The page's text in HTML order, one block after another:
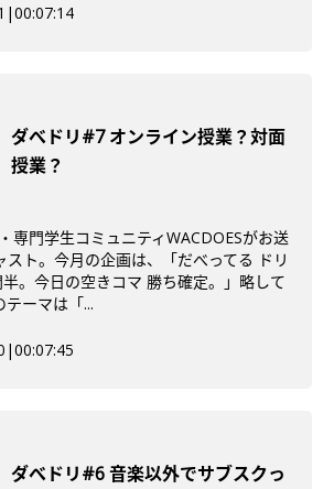
|00:07:14
ダべドリ#7 オンライン授業？対面
授業？
専門学生コミュニティWACDOESがお送
スト。今月の企画は、「だべってる ドリ
。今日の空きコマ 勝ち確定。」略して
ーマは「...
|00:07:45
ダべドリ#6 音楽以外でサブスクっ